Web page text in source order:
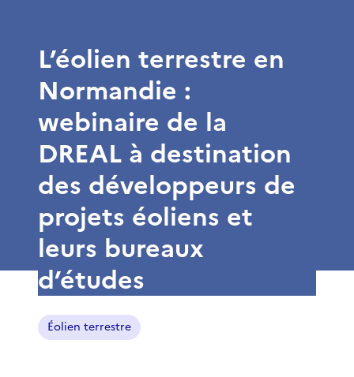
L’éolien terrestre en
Normandie :
webinaire de la
DREAL à destination
des développeurs de
projets éoliens et
leurs bureaux
d’études
Éolien terrestre